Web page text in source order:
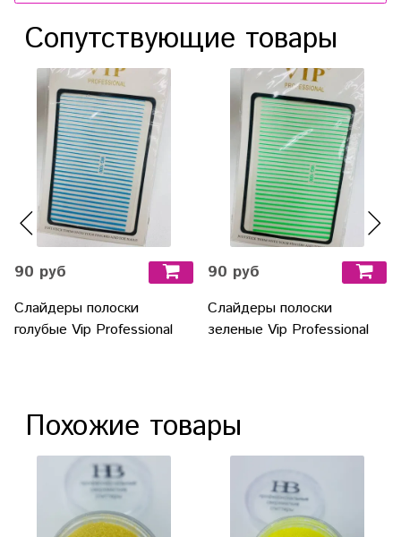
Сопутствующие товары
90 руб
Слайдеры полоски
голубые Vip Professional
90 руб
Слайдеры полоски
зеленые Vip Professional
Похожие товары